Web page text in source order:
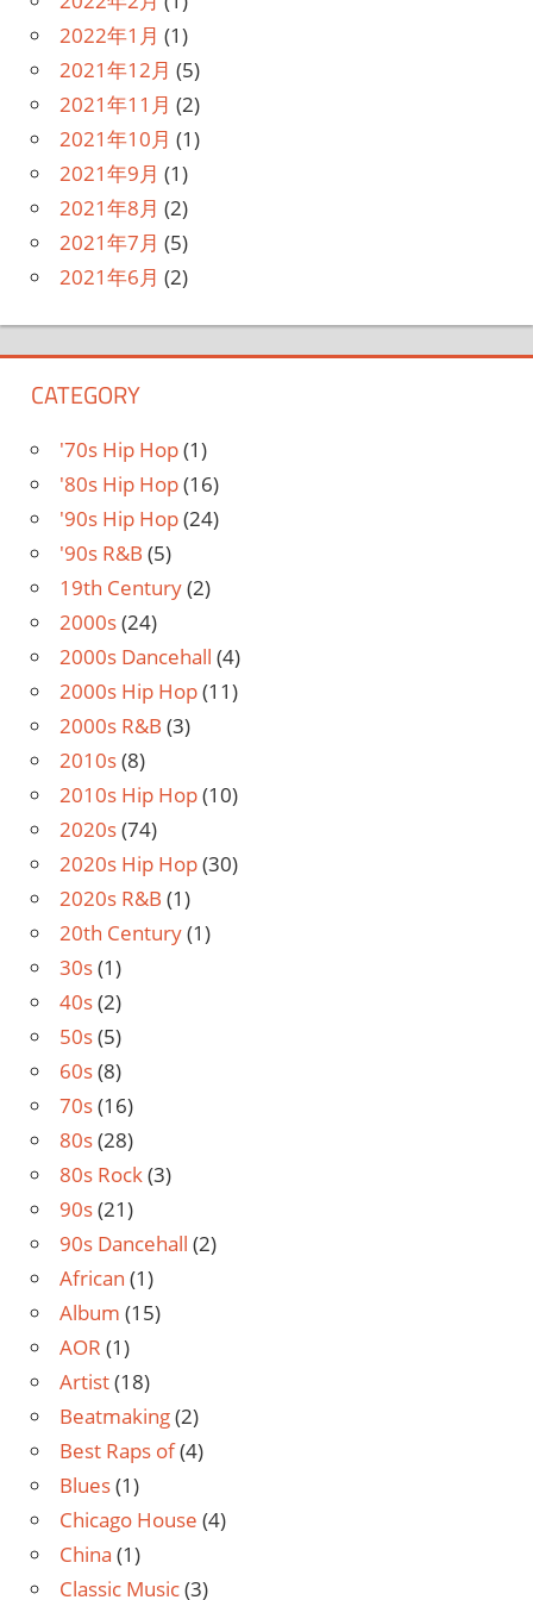
2022年1月 (1)
2021年12月 (5)
2021年11月 (2)
2021年10月 (1)
2021年9月 (1)
2021年8月 (2)
2021年7月 (5)
2021年6月 (2)
CATEGORY
'70s Hip Hop(1)
'80s Hip Hop(16)
'90s Hip Hop(24)
'90s R&B (5)
19th Century(2)
2000s(24)
2000s Dancehall (4)
2000s Hip Hop(11)
2000s R&B (3)
2010s(8)
2010s Hip Hop(10)
2020s(74)
2020s Hip Hop(30)
2020s R&B (1)
20th Century(1)
30s(1)
40s(2)
50s(5)
60s(8)
70s(16)
80s(28)
80s Rock(3)
90s(21)
90s Dancehall (2)
African (1)
Album (15)
AOR (1)
Artist(18)
Beatmaking(2)
Best Raps of(4)
Blues(1)
Chicago House (4)
China (1)
Classic Music(3)